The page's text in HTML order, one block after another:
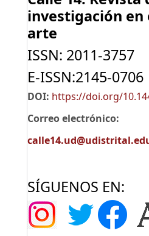
investigación en
arte
ISSN: 2011-3757
E-ISSN:2145-0706
DOI: https://doi.org/
Correo electrónico:
SÍGUENOS EN: